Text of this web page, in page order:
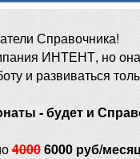
Справочника!
ИНТЕНТ, но
и развиваться
- будет и
40006000 руб/